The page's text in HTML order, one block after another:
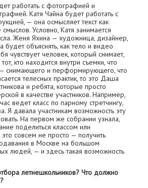
работать с фотографией и
Катя Чайна будет работать с
— она осмысляет текст как
Условно, Катя занимается
Женя Яхина — художница, дизайнер,
будет объяснять, как тело и видео
чувствует человек, который снимает,
кто находится внутри съемки, что
снимающего и перформирующего, что
телесных практик, то это Даша
и ребята, которые просто
в качестве участников. Например,
ведет класс по парному стретчингу,
Я давала участникам возможность эту
На первом же собрании узнала,
поделиться классом или
совсем не просто — получить
в Москве на большом
людей, — и здесь такая возможность
летнешкольников? Что должно